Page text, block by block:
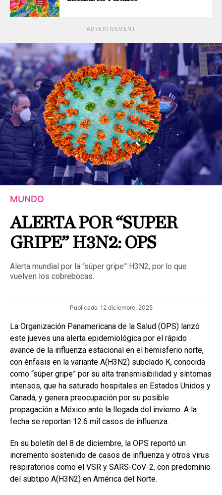
ADVERTISEMENT
MUNDO
ALERTA POR “SUPER
GRIPE” H3N2: OPS
Alerta mundial por la “súper gripe” H3N2, por lo que
vuelven los cobrebocas.
Publicado 12 diciembre, 2025
La Organización Panamericana de la Salud (OPS) lanzó
este jueves una alerta epidemiológica por el rápido
avance de la influenza estacional en el hemisferio norte,
con énfasis en la variante A(H3N2) subclado K, conocida
como “súper gripe” por su alta transmisibilidad y síntomas
intensos, que ha saturado hospitales en Estados Unidos y
Canadá, y genera preocupación por su posible
propagación a México ante la llegada del invierno. A la
fecha se reportan 12.6 mil casos de influenza.
En su boletín del 8 de diciembre, la OPS reportó un
incremento sostenido de casos de influenza y otros virus
respiratorios como el VSR y SARS-CoV-2, con predominio
del subtipo A(H3N2) en América del Norte.